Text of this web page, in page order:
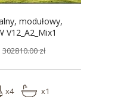
modułowy,
V12_A2_Mix1
302810.00 zł
x4 x1